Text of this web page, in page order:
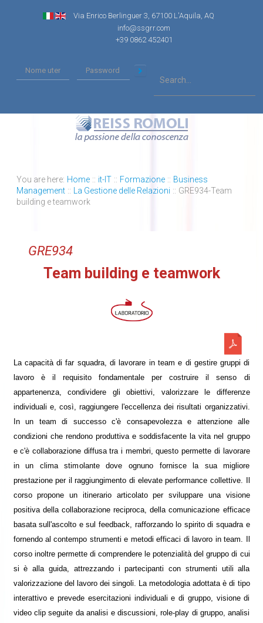
Via Enrico Berlinguer 3, 67100 L'Aquila, AQ
info@ssgrr.com
+39 0862 452401
You are here: Home :: it-IT :: Formazione :: Business
Management :: La Gestione delle Relazioni :: GRE934-Team
building e teamwork
GRE934
Team building e teamwork
La capacità di far squadra, di lavorare in team e di gestire gruppi di
lavoro è il requisito fondamentale per costruire il senso di
appartenenza, condividere gli obiettivi, valorizzare le differenze
individuali e, così, raggiungere l'eccellenza dei risultati organizzativi.
In un team di successo c'è consapevolezza e attenzione alle
condizioni che rendono produttiva e soddisfacente la vita nel gruppo
e c'è collaborazione diffusa tra i membri, questo permette di lavorare
in un clima stimolante dove ognuno fornisce la sua migliore
prestazione per il raggiungimento di elevate performance collettive. Il
corso propone un itinerario articolato per sviluppare una visione
positiva della collaborazione reciproca, della comunicazione efficace
basata sull'ascolto e sul feedback, rafforzando lo spirito di squadra e
fornendo al contempo strumenti e metodi efficaci di lavoro in team. Il
corso inoltre permette di comprendere le potenzialità del gruppo di cui
si è alla guida, attrezzando i partecipanti con strumenti utili alla
valorizzazione del lavoro dei singoli. La metodologia adottata è di tipo
interattivo e prevede esercitazioni individuali e di gruppo, visione di
video clip seguite da analisi e discussioni, role-play di gruppo, analisi